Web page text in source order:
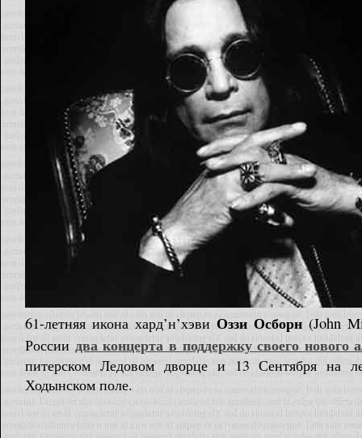
61-летняя икона хард’н’хэви Оззи Осборн (John
России два концерта в поддержку своего нового
питерском Ледовом дворце и 13 Сентября на
Ходынском поле.